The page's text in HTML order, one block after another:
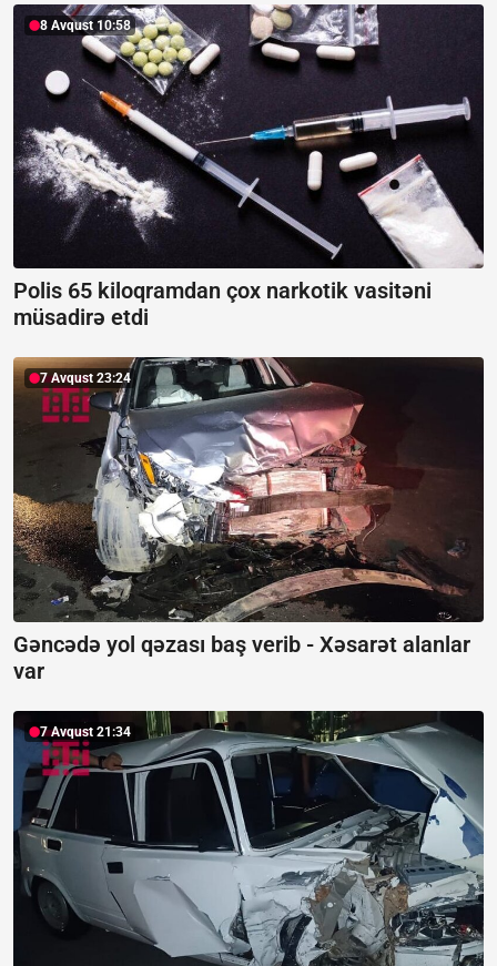
8 Avqust 10:58
Polis 65 kiloqramdan çox narkotik vasitəni
müsadirə etdi
7 Avqust 23:24
Gəncədə yol qəzası baş verib - Xəsarət alanlar
var
7 Avqust 21:34